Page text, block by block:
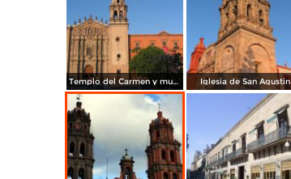
Templo del Carmen y museo del Arte Virreinal Iglesia de San Agustin